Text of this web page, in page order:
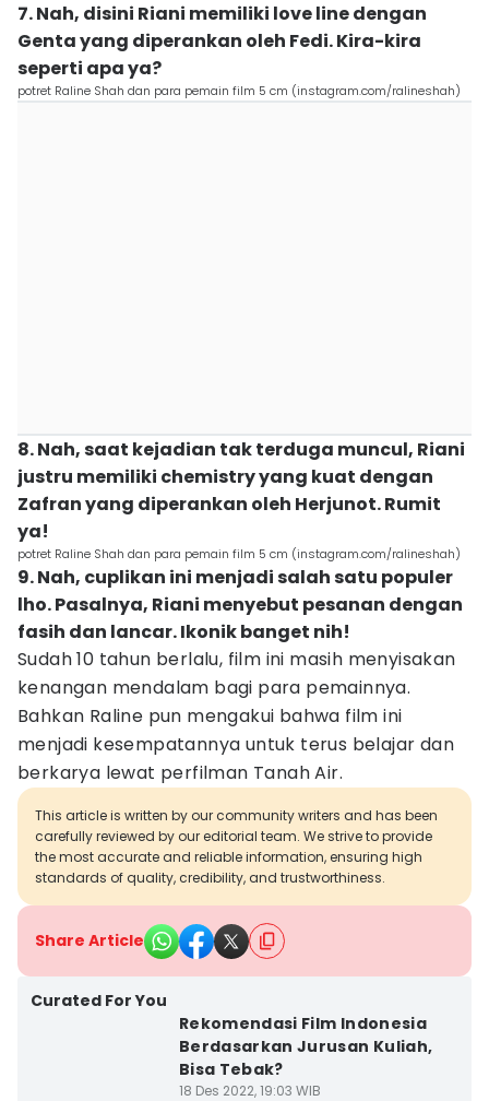
7. Nah, disini Riani memiliki love line dengan
Genta yang diperankan oleh Fedi. Kira-kira
seperti apa ya?
potret Raline Shah dan para pemain film 5 cm (instagram.com/ralineshah)
8. Nah, saat kejadian tak terduga muncul, Riani
justru memiliki chemistry yang kuat dengan
Zafran yang diperankan oleh Herjunot. Rumit
ya!
potret Raline Shah dan para pemain film 5 cm (instagram.com/ralineshah)
9. Nah, cuplikan ini menjadi salah satu populer
lho. Pasalnya, Riani menyebut pesanan dengan
fasih dan lancar. Ikonik banget nih!
Sudah 10 tahun berlalu, film ini masih menyisakan
kenangan mendalam bagi para pemainnya.
Bahkan Raline pun mengakui bahwa film ini
menjadi kesempatannya untuk terus belajar dan
berkarya lewat perfilman Tanah Air.
This article is written by our community writers and has been
carefully reviewed by our editorial team. We strive to provide
the most accurate and reliable information, ensuring high
standards of quality, credibility, and trustworthiness.
Share Article
Curated For You
Rekomendasi Film Indonesia
Berdasarkan Jurusan Kuliah,
Bisa Tebak?
18 Des 2022, 19:03 WIB